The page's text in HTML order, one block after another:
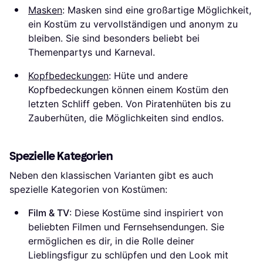
Masken: Masken sind eine großartige Möglichkeit,
ein Kostüm zu vervollständigen und anonym zu
bleiben. Sie sind besonders beliebt bei
Themenpartys und Karneval.
Kopfbedeckungen: Hüte und andere
Kopfbedeckungen können einem Kostüm den
letzten Schliff geben. Von Piratenhüten bis zu
Zauberhüten, die Möglichkeiten sind endlos.
Spezielle Kategorien
Neben den klassischen Varianten gibt es auch
spezielle Kategorien von Kostümen:
Film & TV: Diese Kostüme sind inspiriert von
beliebten Filmen und Fernsehsendungen. Sie
ermöglichen es dir, in die Rolle deiner
Lieblingsfigur zu schlüpfen und den Look mit